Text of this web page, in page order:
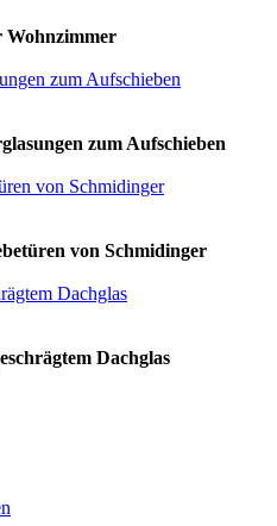
Wohnzimmer
zum Aufschieben
von Schmidinger
Dachglas